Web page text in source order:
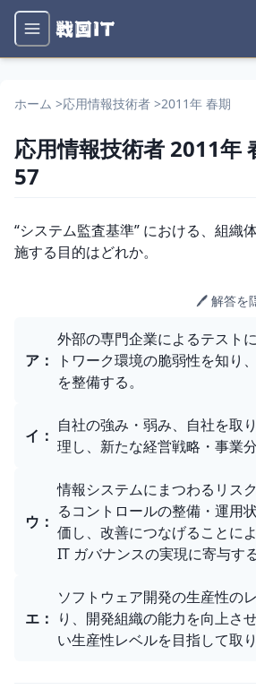
ホーム >応用情報技術者 >2011年 春期
応用情報技術者 2011年
57
問題文
“システム監査基準” における、組織
施する目的はどれか。
🖊️ 解答を
選択肢
ア ：
外部の専門企業によるテスト
トワーク環境の脆弱性を知り
を整備する。
イ ：
自社の強み・弱み、自社を取
理し、新たな経営戦略・事業
ウ ：
情報システムにまつわるリス
るコントロールの整備・運用
価し、改善につなげることによ
IT ガバナンスの実現に寄与する
エ ：
ソフトウェア開発の生産性の
り、開発組織の能力を向上さ
い生産性レベルを目指して取り